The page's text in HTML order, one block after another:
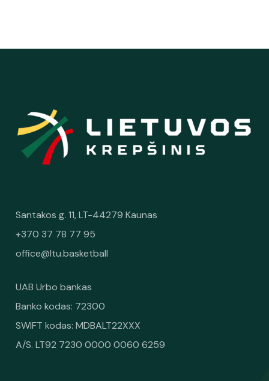
Santakos g. 11, LT-44279 Kaunas
+370 37 78 77 95
office@ltu.basketball
UAB Urbo bankas
Banko kodas: 72300
SWIFT kodas: MDBALT22XXX
A/S. LT92 7230 0000 0060 6259